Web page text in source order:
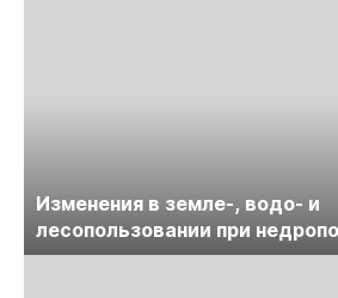
Изменения в земле-, водо- и
лесопользовании при
обсудят на семинаре